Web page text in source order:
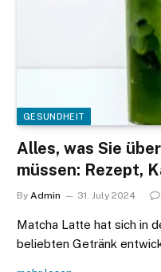
GESUNDHEIT
Alles, was Sie
müssen: Rezept,
By Admin 31. July 2024
Matcha Latte hat sich in
beliebten Getränk